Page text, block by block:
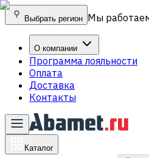
Выбрать регион Мы
О компании
Программа лояльности
Оплата
Доставка
Контакты
Каталог